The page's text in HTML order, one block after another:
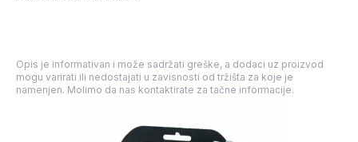
Opis je informativan i može sadržati greške, a dodaci uz proizvod
mogu varirati ili nedostajati u zavisnosti od tržišta za koje je
namenjen. Molimo da nas kontaktirate za tačne informacije.